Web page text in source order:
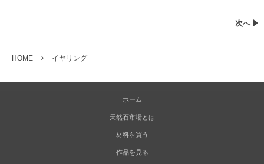
次へ
HOME イヤリング
ホーム
天然石市場とは
材料を買う
作品を見る